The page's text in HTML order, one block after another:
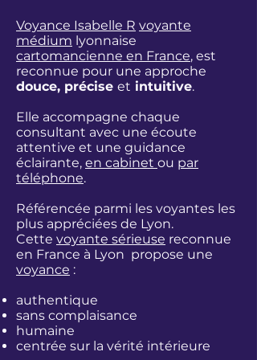
Voyance Isabelle R voyante
médium lyonnaise
cartomancienne en France, est
reconnue pour une approche
douce, précise et intuitive.
Elle accompagne chaque
consultant avec une écoute
attentive et une guidance
éclairante, en cabinet ou par
téléphone.
Référencée parmi les voyantes les
plus appréciées de Lyon.
Cette voyante sérieuse reconnue
en France à Lyon propose une
voyance :
authentique
sans complaisance
humaine
centrée sur la vérité intérieure